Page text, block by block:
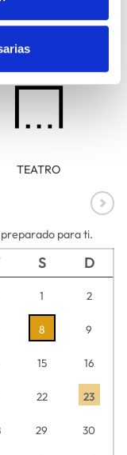
TEATRO
preparado para ti.
S D
1 2
8 9
15 16
22 23
29 30